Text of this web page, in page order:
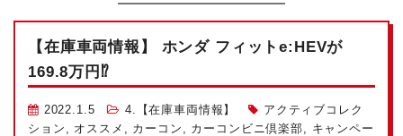
【在庫車両情報】 ホンダ フィットe:HEVが
169.8万円⁉
2022.1.5 4.【在庫車両情報】
アクティブコレク
ション
オススメ カーコン カーコンビニ倶楽部
キャンペー